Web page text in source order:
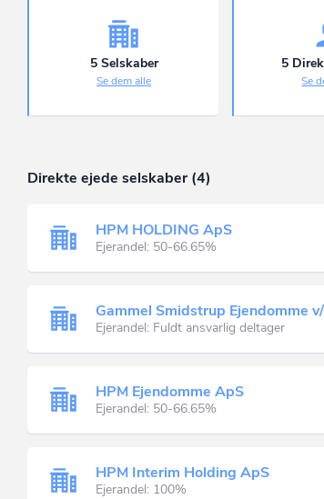
5 Selskaber
Se dem alle
5
Se
Direkte ejede selskaber (4)
HPM HOLDING ApS
Ejerandel: 50-66.65%
Gammel Smidstrup Ejendomme
Ejerandel: Fuldt ansvarlig deltager
HPM Ejendomme ApS
Ejerandel: 50-66.65%
HPM Interim Holding ApS
Ejerandel: 100%